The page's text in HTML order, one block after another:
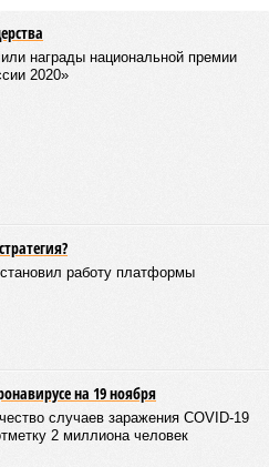
награды национальной премии
2020»
работу платформы
на 19 ноября
случаев заражения COVID-19
2 миллиона человек